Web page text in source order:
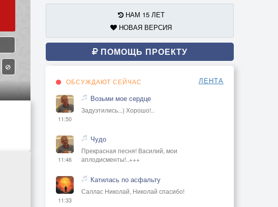
НАМ 15 ЛЕТ
НОВАЯ ВЕРСИЯ
ПОМОЩЬ ПРОЕКТУ
ОБСУЖДАЮТ СЕЙЧАС ЛЕНТА
11:50
Возьми мое сердце
Задуэтились...) Хорошо!..
11:46
Чудо
Прекрасная песня! Василий, мои
аплодисменты!..+++
11:33
Катилась по асфальту
Саллас Николай, Николай спасибо!